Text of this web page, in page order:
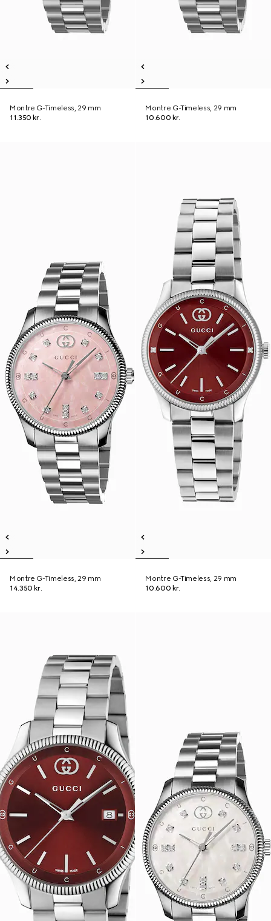
Montre G-Timeless, 29 mm
11.350 kr.
Montre G-Timeless, 29 mm
10.600 kr.
Montre G-Timeless, 29 mm
14.350 kr.
Montre G-Timeless, 29 mm
10.600 kr.